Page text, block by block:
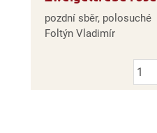
pozdní sběr, polosuché
Foltýn Vladimír